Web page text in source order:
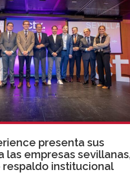
presenta sus
las empresas
respaldo institucional